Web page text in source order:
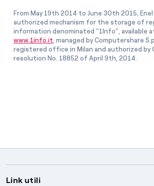
From May 19th 2014 to June 30th 2015,
authorized mechanism for the storage of
information denominated “1Info”, available
www.1info.it, managed by Computershare
registered office in Milan and authorized by
resolution No. 18852 of April 9th, 2014.
Link utili